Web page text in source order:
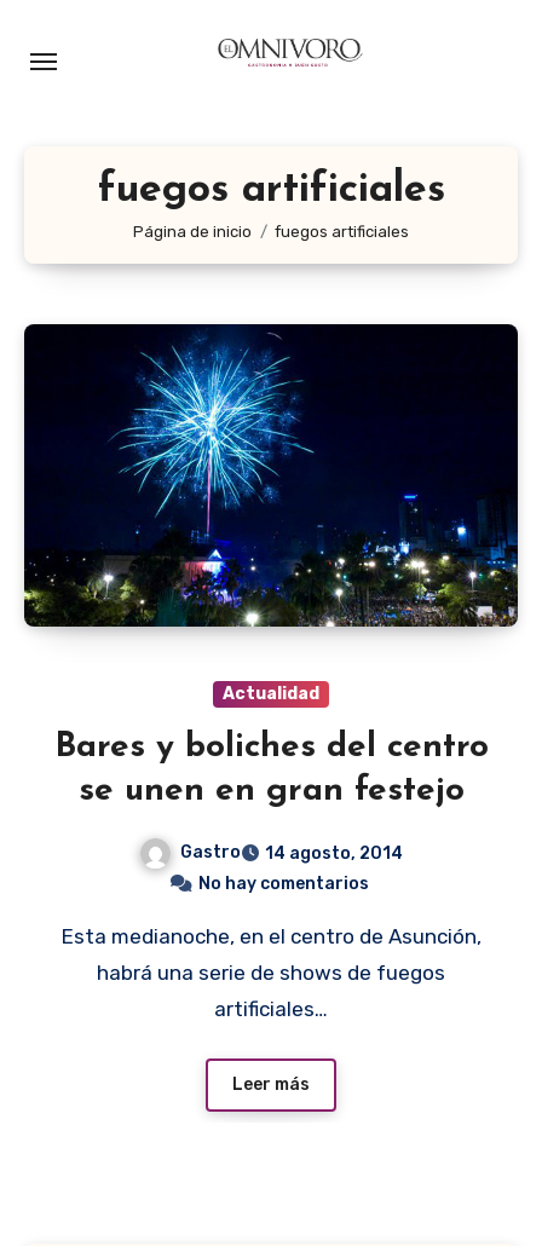
fuegos artificiales
Página de inicio fuegos artificiales
Actualidad
Bares y boliches del centro
se unen en gran festejo
Gastro
14 agosto, 2014
No hay comentarios
Esta medianoche, en el centro de Asunción,
habrá una serie de shows de fuegos
artificiales…
Leer más